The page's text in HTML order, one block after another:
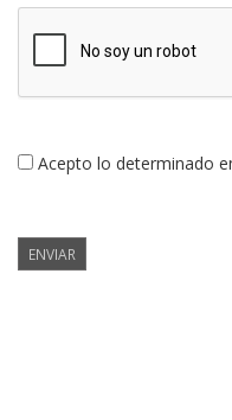
Acepto lo determinado
ENVIAR